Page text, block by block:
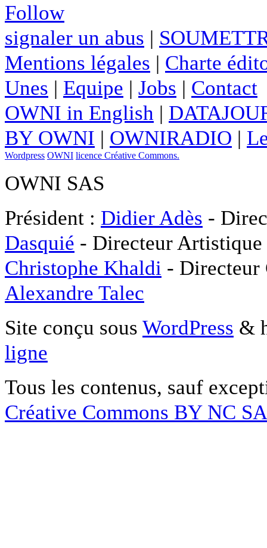
Follow
signaler un abus |
Mentions légales | Charte
Unes | Equipe | Jobs | Contact
OWNI in English |
BY OWNI | OWNIRADIO |
Wordpress OWNI licence Créative Commons.
OWNI SAS
Président : Didier Adès -
Dasquié - Directeur
Christophe Khaldi -
Alexandre Talec
Site conçu sous WordPress &
ligne
Tous les contenus, sauf
Créative Commons BY NC SA